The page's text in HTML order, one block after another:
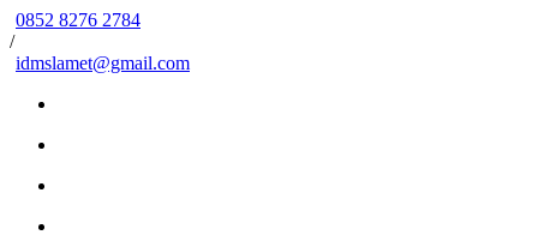
0852 8276 2784
/
idmslamet@gmail.com